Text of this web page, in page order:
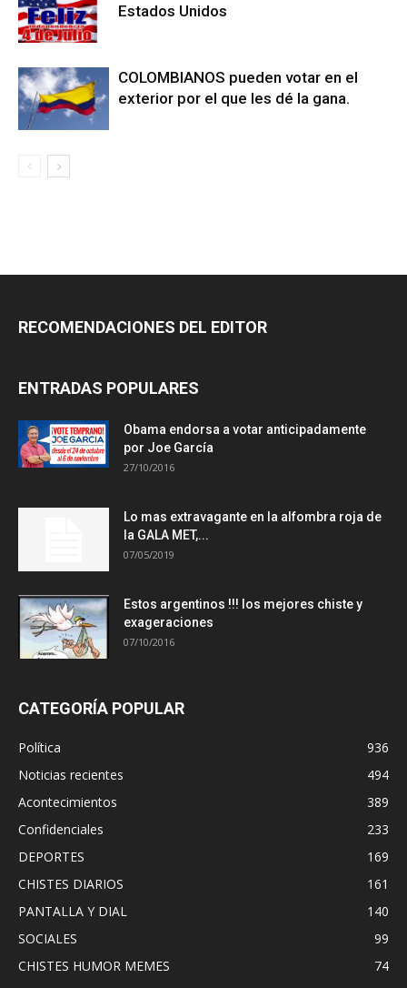
Estados Unidos
COLOMBIANOS pueden votar en el
exterior por el que les dé la gana.
RECOMENDACIONES DEL EDITOR
ENTRADAS POPULARES
Obama endorsa a votar anticipadamente
por Joe García
27/10/2016
Lo mas extravagante en la alfombra roja de
la GALA MET,...
07/05/2019
Estos argentinos !!! los mejores chiste y
exageraciones
07/10/2016
CATEGORÍA POPULAR
Política
936
Noticias recientes
494
Acontecimientos
389
Confidenciales
233
DEPORTES
169
CHISTES DIARIOS
161
PANTALLA Y DIAL
140
SOCIALES
99
CHISTES HUMOR MEMES
74